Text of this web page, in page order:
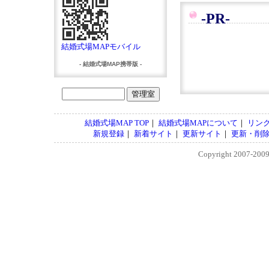
-PR-
結婚式場MAPモバイル
- 結婚式場MAP携帯版 -
結婚式場MAP TOP｜ 結婚式場MAPについて ｜
リン
新規登録｜ 新着サイト ｜ 更新サイト ｜ 更新・削
Copyright 2007-